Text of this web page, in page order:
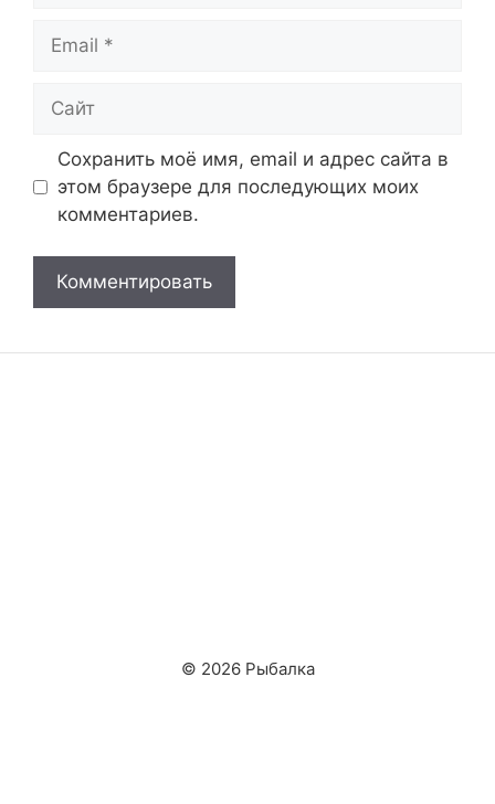
Сохранить моё имя, email и адрес сайта в
этом браузере для последующих моих
комментариев.
© 2026 Рыбалка